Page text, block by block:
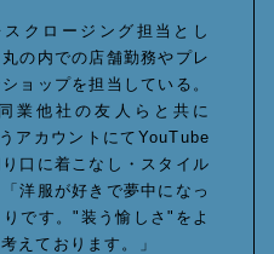
クロージング担当とし
の内での店舗勤務やプレ
ョップを担当している。
業他社の友人らと共に
アカウントにてYouTube
口に着こなし・スタイル
洋服が好きで夢中になっ
です。"装う愉しさ"をよ
えております。」